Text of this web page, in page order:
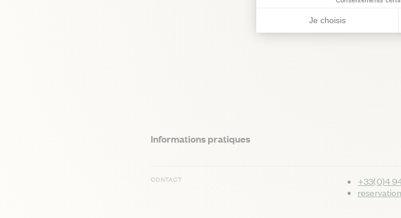
Informations pratiques
CONTACT
+33(0)4 94